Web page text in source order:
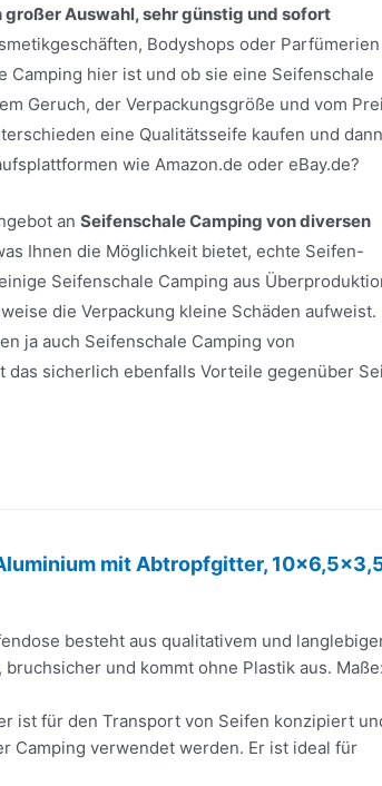
Auswahl, sehr günstig und sofort
Bodyshops oder Parfümerien
Camping hier ist und ob sie eine Seifenschale
Geruch, der Verpackungsgröße und vom
eine Qualitätsseife kaufen und
wie Amazon.de oder eBay.de?
an Seifenschale Camping von diversen
Ihnen die Möglichkeit bietet, echte Seifen-
Seifenschale Camping aus
die Verpackung kleine Schäden aufweist.
ja auch Seifenschale Camping von
sicherlich ebenfalls Vorteile gegenüber
mit Abtropfgitter,
besteht aus qualitativem und
und kommt ohne Plastik aus.
ist für den Transport von Seifen konzipiert
Camping verwendet werden. Er ist ideal für